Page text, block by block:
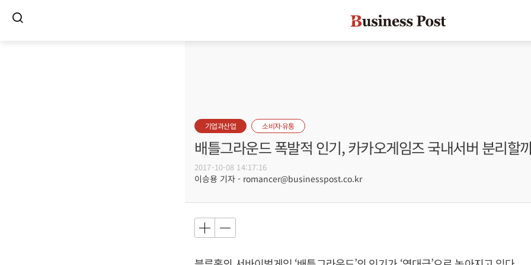
기업과산업 소비자·유통
배틀그라운드 폭발적 인기, 카카오게임즈 국내서버 분리할
2017-10-08 14:17:16
이승용 기자 - romancer@businesspost.co.kr